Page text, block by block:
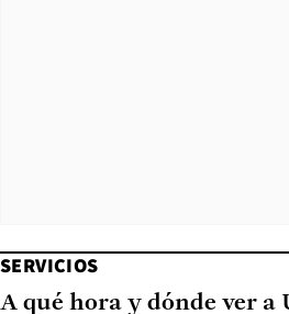
SERVICIOS
A qué hora y dónde ver a